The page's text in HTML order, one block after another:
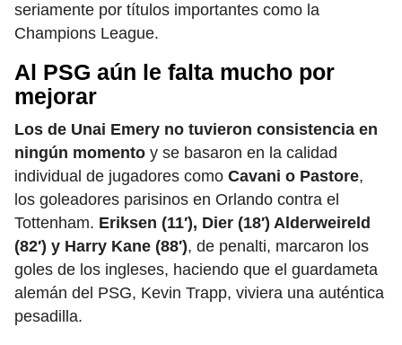
seriamente por títulos importantes como la
Champions League.
Al PSG aún le falta mucho por
mejorar
Los de Unai Emery no tuvieron consistencia en
ningún momento y se basaron en la calidad
individual de jugadores como Cavani o Pastore,
los goleadores parisinos en Orlando contra el
Tottenham. Eriksen (11′), Dier (18′) Alderweireld
(82′) y Harry Kane (88′), de penalti, marcaron los
goles de los ingleses, haciendo que el guardameta
alemán del PSG, Kevin Trapp, viviera una auténtica
pesadilla.